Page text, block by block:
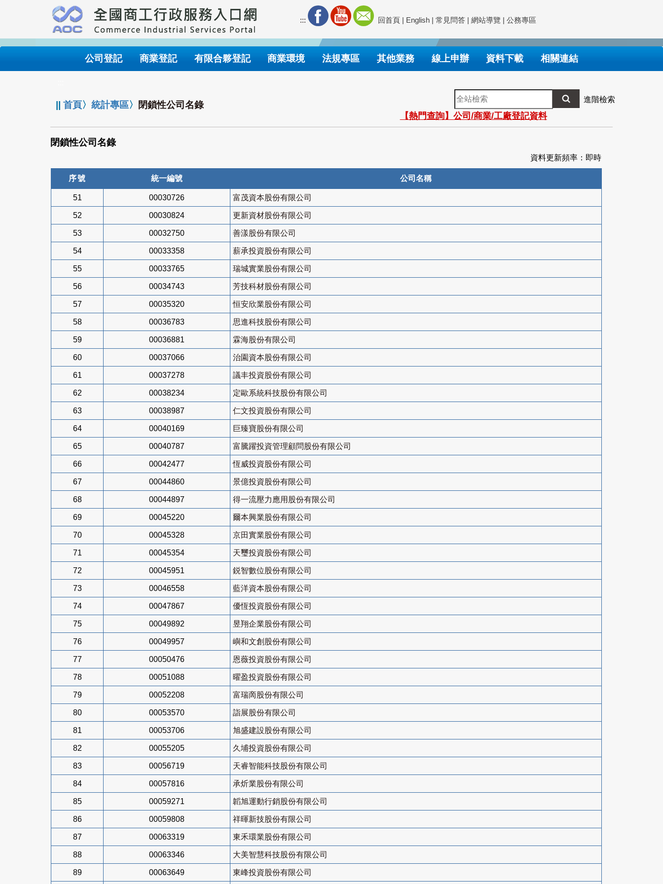
要
內
::: 回首頁 | English | 常見問答 | 網站導覽 | 公務專區
公司登記 商業登記 有限合夥登記 商業環境 法規專區 其他業務 線上申辦 資料下載 相關連結
||首頁〉統計專區〉 閉鎖性公司名錄
全
站
檢
索
進階檢索
【熱門查詢】公司/商業/工廠登記資料
閉鎖性公司名錄
資料更新頻率：即時
序號 統一編號 公司名稱
51 00030726 富茂資本股份有限公司
52 00030824 更新資材股份有限公司
53 00032750 善漾股份有限公司
54 00033358 薪承投資股份有限公司
55 00033765 瑞城實業股份有限公司
56 00034743 芳技科材股份有限公司
57 00035320 恒安欣業股份有限公司
58 00036783 思進科技股份有限公司
59 00036881 霖海股份有限公司
60 00037066 治園資本股份有限公司
61 00037278 議丰投資股份有限公司
62 00038234 定歐系統科技股份有限公司
63 00038987 仁文投資股份有限公司
64 00040169 巨臻寶股份有限公司
65 00040787 富騰躍投資管理顧問股份有限公司
66 00042477 恆威投資股份有限公司
67 00044860 景億投資股份有限公司
68 00044897 得一流壓力應用股份有限公司
69 00045220 爾本興業股份有限公司
70 00045328 京田實業股份有限公司
71 00045354 天璽投資股份有限公司
72 00045951 鋭智數位股份有限公司
73 00046558 藍洋資本股份有限公司
74 00047867 優恆投資股份有限公司
75 00049892 昱翔企業股份有限公司
76 00049957 嶼和文創股份有限公司
77 00050476 恩薇投資股份有限公司
78 00051088 曜盈投資股份有限公司
79 00052208 富瑞啇股份有限公司
80 00053570 詣展股份有限公司
81 00053706 旭盛建設股份有限公司
82 00055205 久埔投資股份有限公司
83 00056719 天睿智能科技股份有限公司
84 00057816 承炘業股份有限公司
85 00059271 韜旭運動行銷股份有限公司
86 00059808 祥暉新技股份有限公司
87 00063319 東禾環業股份有限公司
88 00063346 大美智慧科技股份有限公司
89 00063649 東峰投資股份有限公司